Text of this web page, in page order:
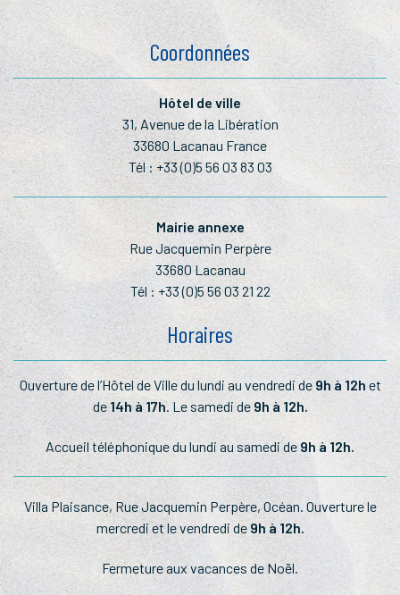
Coordonnées
Hôtel de ville
31, Avenue de la Libération
33680 Lacanau France
Tél : +33 (0)5 56 03 83 03
Mairie annexe
Rue Jacquemin Perpère
33680 Lacanau
Tél : +33 (0)5 56 03 21 22
Horaires
Ouverture de l’Hôtel de Ville du lundi au vendredi de 9h à 12h et
de 14h à 17h. Le samedi de 9h à 12h.
Accueil téléphonique du lundi au samedi de9h à 12h.
Villa Plaisance, Rue Jacquemin Perpère, Océan. Ouverture le
mercredi et le vendredi de 9h à 12h.
Fermeture aux vacances de Noël.